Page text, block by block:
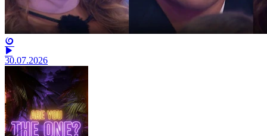
30.07.2026